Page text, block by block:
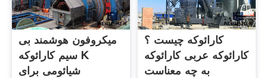
میکروفون هوشمند بی
سیم کارائوکه K
شیائومی برای
کارائوکه چیست ؟
کارائوکه عربی کارائوکه
به چه معناست